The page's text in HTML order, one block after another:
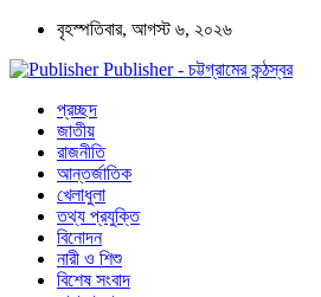
বৃহস্পতিবার, আগস্ট ৬, ২০২৬
Publisher - চট্টগ্রামের কন্ঠস্বর
প্রচ্ছদ
জাতীয়
রাজনীতি
আন্তর্জাতিক
খেলাধুলা
তথ্য প্রযুক্তি
বিনোদন
নারী ও শিশু
বিশেষ সংবাদ